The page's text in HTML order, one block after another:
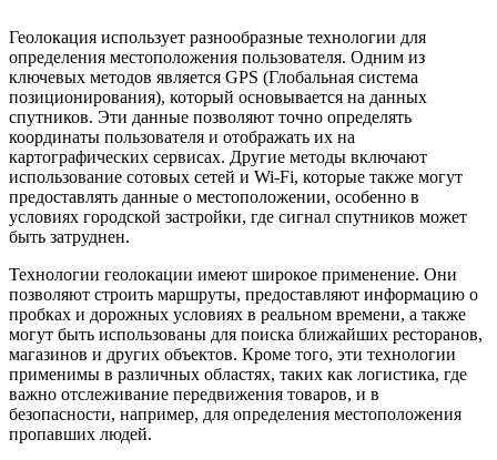
Геолокация использует разнообразные технологии для
определения местоположения пользователя. Одним из
ключевых методов является GPS (Глобальная система
позиционирования), который основывается на данных
спутников. Эти данные позволяют точно определять
координаты пользователя и отображать их на
картографических сервисах. Другие методы включают
использование сотовых сетей и Wi-Fi, которые также могут
предоставлять данные о местоположении, особенно в
условиях городской застройки, где сигнал спутников может
быть затруднен.
Технологии геолокации имеют широкое применение. Они
позволяют строить маршруты, предоставляют информацию о
пробках и дорожных условиях в реальном времени, а также
могут быть использованы для поиска ближайших ресторанов,
магазинов и других объектов. Кроме того, эти технологии
применимы в различных областях, таких как логистика, где
важно отслеживание передвижения товаров, и в
безопасности, например, для определения местоположения
пропавших людей.